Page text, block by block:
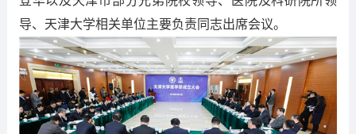
导、天津大学相关单位主要负责同志出席会议。